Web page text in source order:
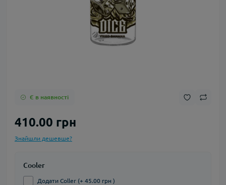
Є в наявності
410.00 грн
Знайшли дешевше?
Cooler
Додати Coller (+ 45.00 грн )